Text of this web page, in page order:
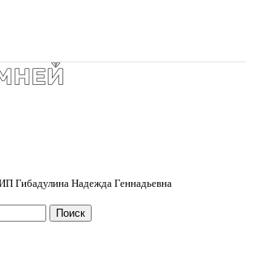
Гибадулина Надежда Геннадьевна
Поиск